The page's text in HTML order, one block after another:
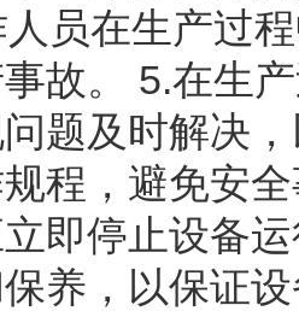
员在生产过
故。 5.在生
题及时解决
程，避免安
即停止设备
养，以保证